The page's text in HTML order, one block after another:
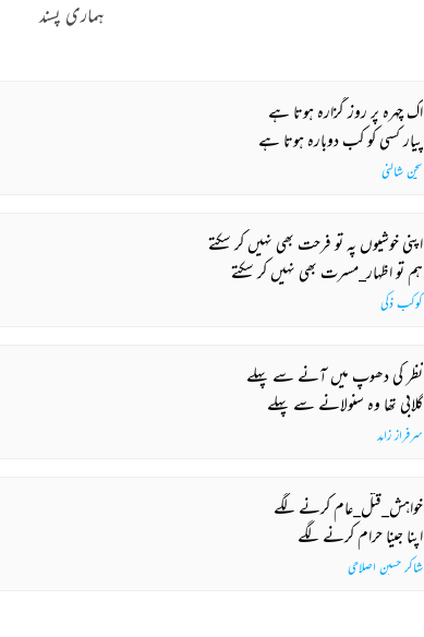
ہماری پسند
اک چہرہ پر روز گزارہ ہوتا ہے
پیار کسی کو کب دوبارہ ہوتا ہے
سچن شالنی
اپنی خوشیوں پہ تو فرحت بھی نہیں کر سکتے
ہم تو اظہار_مسرت بھی نہیں کر سکتے
کوکب ذکی
نظر کی دھوپ میں آنے سے پہلے
گلابی تھا وہ سنولانے سے پہلے
سرفراز زاہد
خواہش_قتل_عام کرنے لگے
اپنا جینا حرام کرنے لگے
شاکر حسین اصلاحی